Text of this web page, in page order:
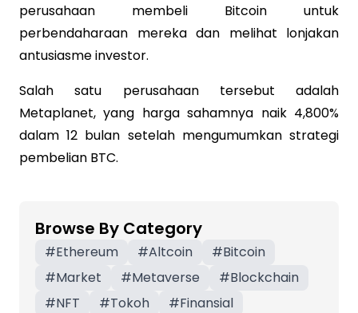
perusahaan membeli Bitcoin untuk
perbendaharaan mereka dan melihat lonjakan
antusiasme investor.
Salah satu perusahaan tersebut adalah
Metaplanet, yang harga sahamnya naik 4,800%
dalam 12 bulan setelah mengumumkan strategi
pembelian BTC.
Browse By Category
#Ethereum #Altcoin #Bitcoin
#Market #Metaverse #Blockchain
#NFT #Tokoh #Finansial